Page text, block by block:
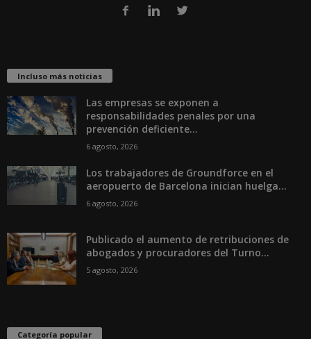
Incluso más noticias
Las empresas se exponen a
responsabilidades penales por una
prevención deficiente...
6 agosto, 2026
Los trabajadores de Groundforce en el
aeropuerto de Barcelona inician huelga...
6 agosto, 2026
Publicado el aumento de retribuciones de
abogados y procuradores del Turno...
5 agosto, 2026
Categoría popular